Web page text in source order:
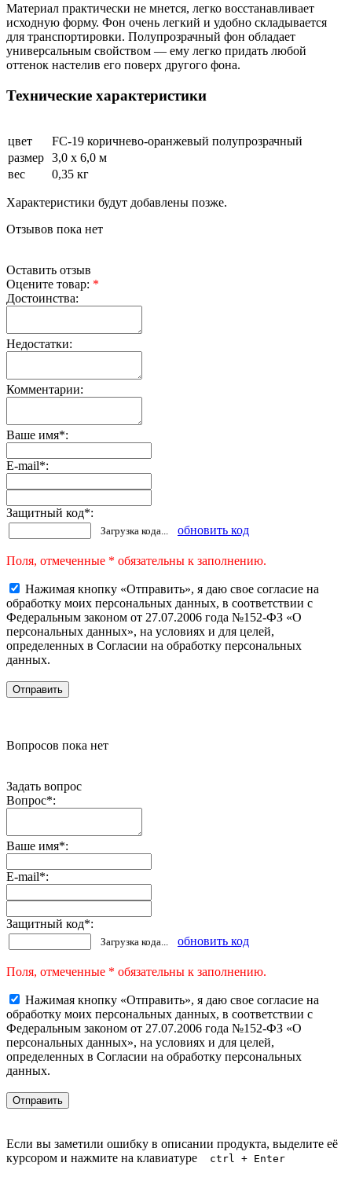
Материал практически не мнется, легко восстанавливает
исходную форму. Фон очень легкий и удобно складывается
для транспортировки. Полупрозрачный фон обладает
универсальным свойством — ему легко придать любой
оттенок настелив его поверх другого фона.
Технические характеристики
цвет
FC-19 коричнево-оранжевый полупрозрачный
размер 3,0 х 6,0 м
вес
0,35 кг
Характеристики будут добавлены позже.
Отзывов пока нет
Оставить отзыв
Оцените товар: *
Достоинства:
Недостатки:
Комментарии:
Ваше имя*:
E-mail*:
Защитный код*:
Загрузка кода... обновить код
Поля, отмеченные * обязательны к заполнению.
Нажимая кнопку «Отправить», я даю свое согласие на
обработку моих персональных данных, в соответствии с
Федеральным законом от 27.07.2006 года №152-ФЗ «О
персональных данных», на условиях и для целей,
определенных в Согласии на обработку персональных
данных.
Вопросов пока нет
Задать вопрос
Вопрос*:
Ваше имя*:
E-mail*:
Защитный код*:
Загрузка кода... обновить код
Поля, отмеченные * обязательны к заполнению.
Нажимая кнопку «Отправить», я даю свое согласие на
обработку моих персональных данных, в соответствии с
Федеральным законом от 27.07.2006 года №152-ФЗ «О
персональных данных», на условиях и для целей,
определенных в Согласии на обработку персональных
данных.
Если вы заметили ошибку в описании продукта, выделите её
курсором и нажмите на клавиатуре
ctrl + Enter